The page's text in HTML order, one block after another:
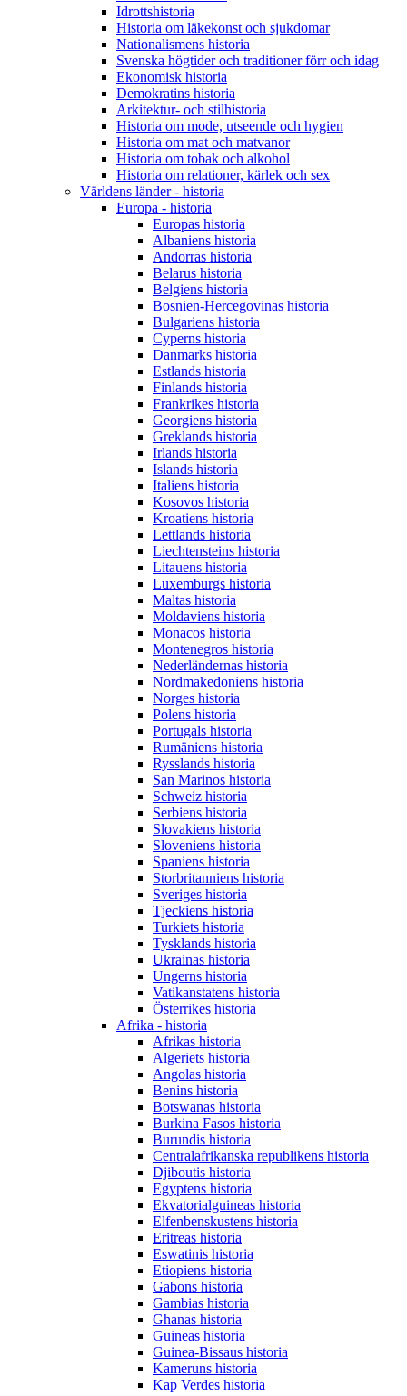
Idrottshistoria
Historia om läkekonst och sjukdomar
Nationalismens historia
Svenska högtider och traditioner förr och idag
Ekonomisk historia
Demokratins historia
Arkitektur- och stilhistoria
Historia om mode, utseende och hygien
Historia om mat och matvanor
Historia om tobak och alkohol
Historia om relationer, kärlek och sex
Världens länder - historia
Europa - historia
Europas historia
Albaniens historia
Andorras historia
Belarus historia
Belgiens historia
Bosnien-Hercegovinas historia
Bulgariens historia
Cyperns historia
Danmarks historia
Estlands historia
Finlands historia
Frankrikes historia
Georgiens historia
Greklands historia
Irlands historia
Islands historia
Italiens historia
Kosovos historia
Kroatiens historia
Lettlands historia
Liechtensteins historia
Litauens historia
Luxemburgs historia
Maltas historia
Moldaviens historia
Monacos historia
Montenegros historia
Nederländernas historia
Nordmakedoniens historia
Norges historia
Polens historia
Portugals historia
Rumäniens historia
Rysslands historia
San Marinos historia
Schweiz historia
Serbiens historia
Slovakiens historia
Sloveniens historia
Spaniens historia
Storbritanniens historia
Sveriges historia
Tjeckiens historia
Turkiets historia
Tysklands historia
Ukrainas historia
Ungerns historia
Vatikanstatens historia
Österrikes historia
Afrika - historia
Afrikas historia
Algeriets historia
Angolas historia
Benins historia
Botswanas historia
Burkina Fasos historia
Burundis historia
Centralafrikanska republikens historia
Djiboutis historia
Egyptens historia
Ekvatorialguineas historia
Elfenbenskustens historia
Eritreas historia
Eswatinis historia
Etiopiens historia
Gabons historia
Gambias historia
Ghanas historia
Guineas historia
Guinea-Bissaus historia
Kameruns historia
Kap Verdes historia